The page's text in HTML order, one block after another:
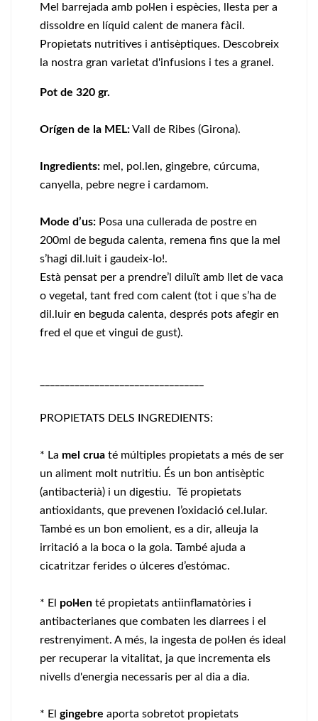
Mel barrejada amb pol·len i espècies, llesta per a
dissoldre en líquid calent de manera fàcil.
Propietats nutritives i antisèptiques. Descobreix
la nostra gran varietat d'infusions i tes a granel.
Pot de 320 gr.
Orígen de la MEL:Vall de Ribes (Girona).
Ingredients: mel, pol.len, gingebre, cúrcuma,
canyella, pebre negre i cardamom.
Mode d’us: Posa una cullerada de postre en
200ml de beguda calenta, remena fins que la mel
s’hagi dil.luit i gaudeix-lo!.
Està pensat per a prendre’l diluït amb llet de vaca
o vegetal, tant fred com calent (tot i que s’ha de
dil.luir en beguda calenta, després pots afegir en
fred el que et vingui de gust).
PROPIETATS DELS INGREDIENTS:
* La mel crua té múltiples propietats a més de ser
un aliment molt nutritiu. És un bon antisèptic
(antibacterià) i un digestiu. Té propietats
antioxidants, que prevenen l’oxidació cel.lular.
També es un bon emolient, es a dir, alleuja la
irritació a la boca o la gola. També ajuda a
cicatritzar ferides o úlceres d’estómac.
* El pol·len té propietats antiinflamatòries i
antibacterianes que combaten les diarrees i el
restrenyiment. A més, la ingesta de pol·len és ideal
per recuperar la vitalitat, ja que incrementa els
nivells d'energia necessaris per al dia a dia.
* El gingebre aporta sobretot propietats